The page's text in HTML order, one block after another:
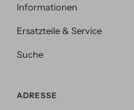
Informationen
Ersatzteile & Service
Suche
ADRESSE